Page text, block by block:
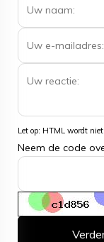
Let op: HTML wordt
Neem de code